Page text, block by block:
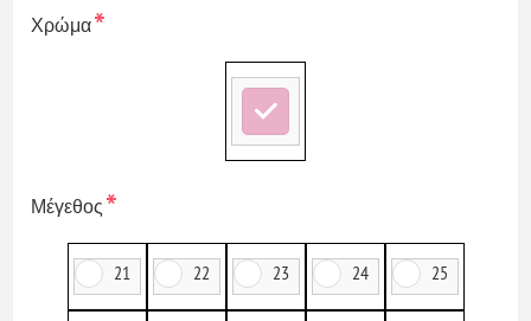
Χρώμα*
Μέγεθος*
21 22 23 24 25